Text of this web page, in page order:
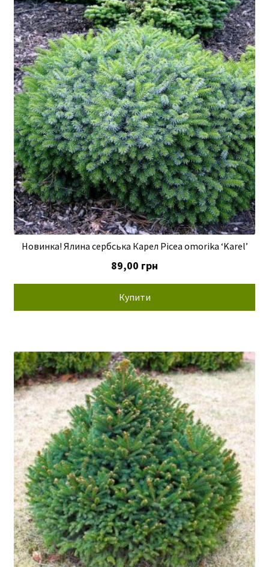
Новинка! Ялина сербська Карел Picea omorika ‘Karel’
89,00 грн
Купити